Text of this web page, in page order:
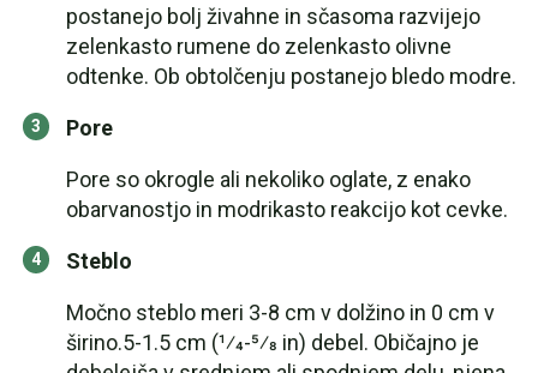
postanejo bolj živahne in sčasoma razvijejo
zelenkasto rumene do zelenkasto olivne
odtenke. Ob obtolčenju postanejo bledo modre.
Pore
Pore so okrogle ali nekoliko oglate, z enako
obarvanostjo in modrikasto reakcijo kot cevke.
Steblo
Močno steblo meri 3-8 cm v dolžino in 0 cm v
širino.5-1.5 cm (1⁄4-5⁄8 in) debel. Običajno je